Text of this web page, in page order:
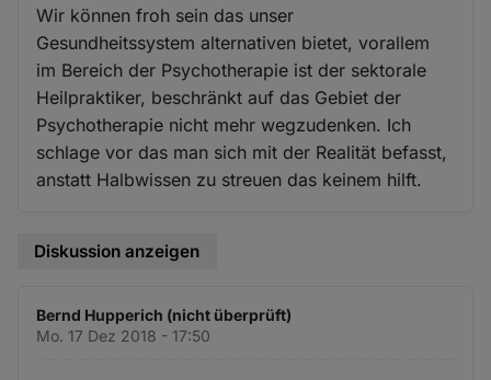
Wir können froh sein das unser
Gesundheitssystem alternativen bietet, vorallem
im Bereich der Psychotherapie ist der sektorale
Heilpraktiker, beschränkt auf das Gebiet der
Psychotherapie nicht mehr wegzudenken. Ich
schlage vor das man sich mit der Realität befasst,
anstatt Halbwissen zu streuen das keinem hilft.
Diskussion anzeigen
Bernd Hupperich (nicht überprüft)
Mo. 17 Dez 2018 - 17:50